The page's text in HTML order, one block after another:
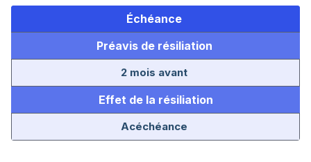
Échéance
Préavis de résiliation
2 mois avant
Effet de la résiliation
Acéchéance